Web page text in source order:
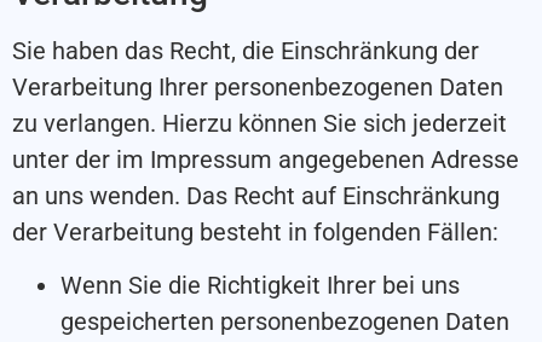
Sie haben das Recht, die Einschränkung der
Verarbeitung Ihrer personenbezogenen Daten
zu verlangen. Hierzu können Sie sich jederzeit
unter der im Impressum angegebenen Adresse
an uns wenden. Das Recht auf Einschränkung
der Verarbeitung besteht in folgenden Fällen:
Wenn Sie die Richtigkeit Ihrer bei uns
gespeicherten personenbezogenen Daten